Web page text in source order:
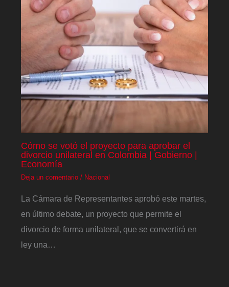
Cómo se votó el proyecto para aprobar el
divorcio unilateral en Colombia | Gobierno |
Economía
Deja un comentario / Nacional
La Cámara de Representantes aprobó este martes,
en último debate, un proyecto que permite el
divorcio de forma unilateral, que se convertirá en
ley una…